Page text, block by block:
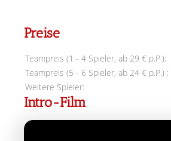
Preise
Teampreis (1 - 4 Spieler, ab 29 € p.P.):
Teampreis (5 - 6 Spieler, ab 24 € p.P.) :
Weitere Spieler:
Intro-Film